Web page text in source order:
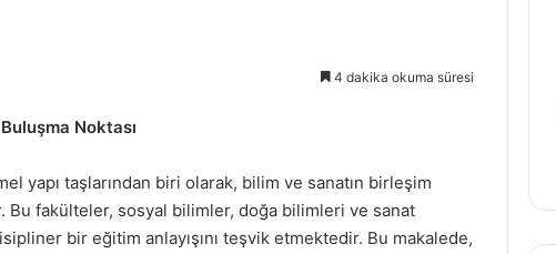
4 dakika okuma süresi
Noktası
yapı taşlarından biri olarak, bilim ve sanatın birleşim
Bu fakülteler, sosyal bilimler, doğa bilimleri ve sanat
bir eğitim anlayışını teşvik etmektedir. Bu makalede,